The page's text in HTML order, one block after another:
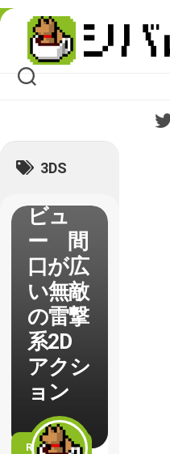
Skip
content
3DS
【蒼き
ガンヴ
ォル
ビュ
ー 間
口が広
い無敵
の雷撃
系2D
アクシ
ョン
READ